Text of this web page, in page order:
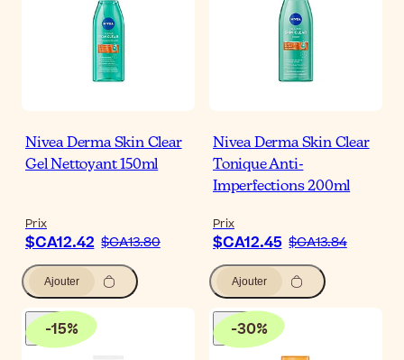
Nivea Derma Skin Clear
Gel Nettoyant 150ml
Prix
$CA12.42 $CA13.80
Ajouter
Nivea Derma Skin Clear
Tonique Anti-
Imperfections 200ml
Prix
$CA12.45 $CA13.84
Ajouter
-15% -30%